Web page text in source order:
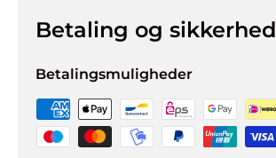
Betaling og sikkerhed
Betalingsmuligheder